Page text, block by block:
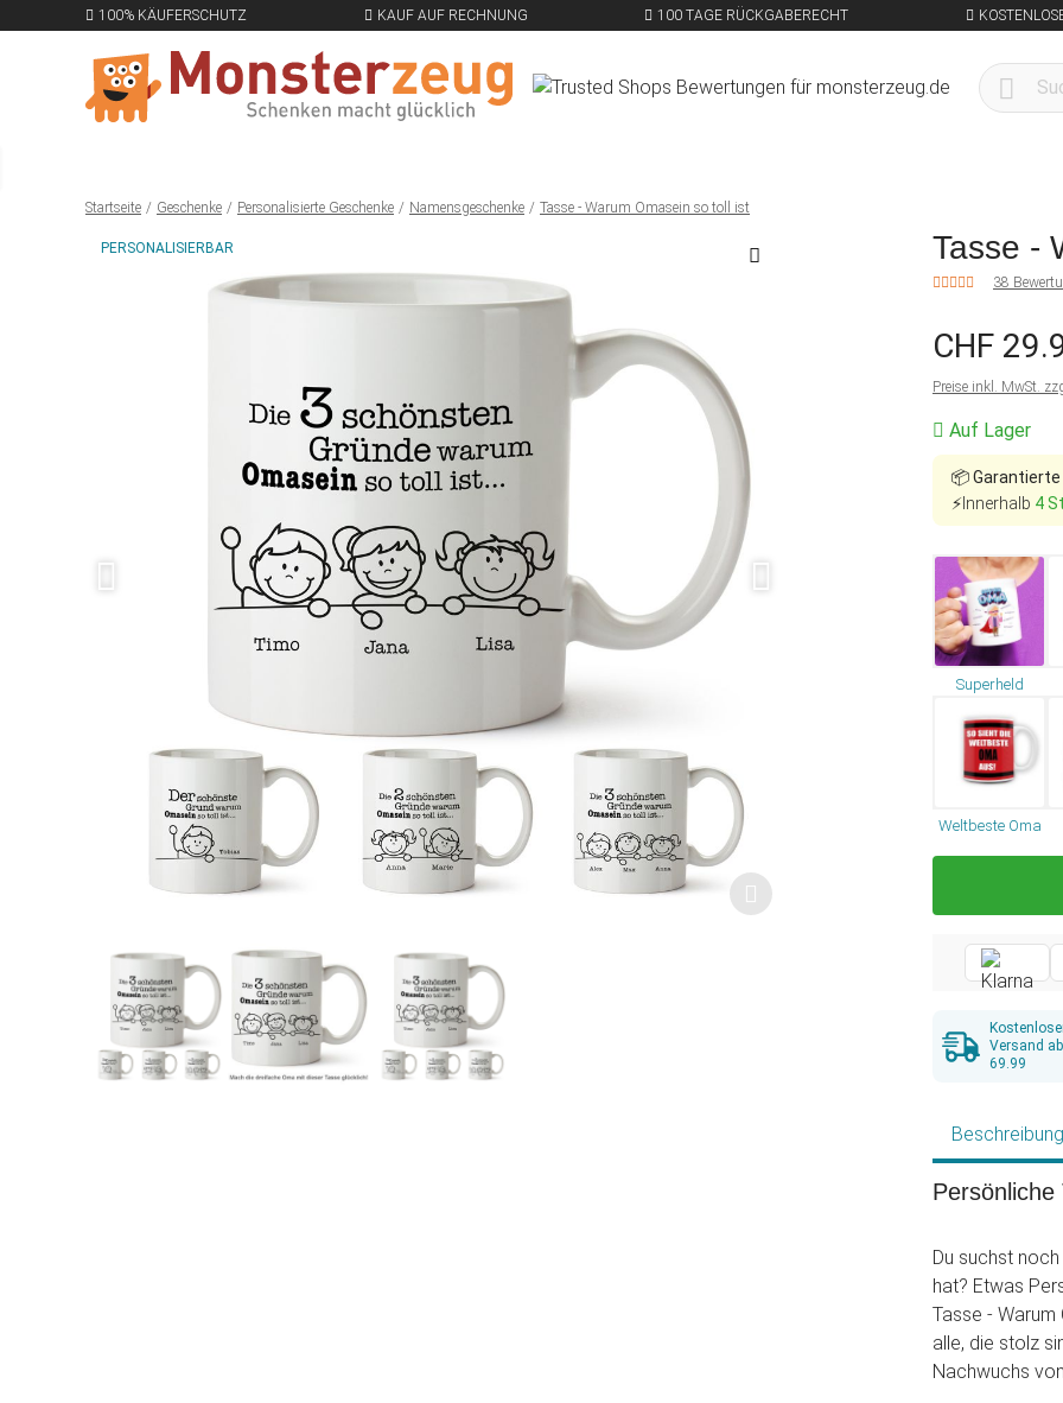
100% KÄUFERSCHUTZ KAUF AUF RECHNUNG 100 TAGE RÜCKGABERECHT
Startseite Geschenke Personalisierte Geschenke Namensgeschenke Tasse - Warum Omasein so toll ist
PERSONALISIERBAR Tasse -
38
CHF
Preise inkl. MwSt.
Auf Lager
📦
⚡Innerhalb 4
Superheld
Weltbeste Oma
Versand
69.99
Beschreibung
Du suchst
hat? Etwas
Tasse -
alle, die stolz
Nachwuchs